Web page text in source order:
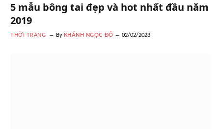
5 mẫu bông tai đẹp và hot nhất đầu năm
2019
THỜI TRANG By KHÁNH NGỌC ĐỖ 02/02/2023